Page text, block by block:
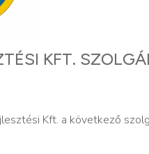
KFT.
Kft. a következő